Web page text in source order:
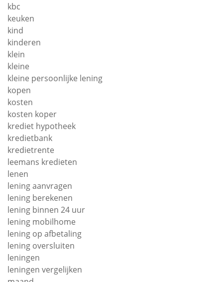
kbc
keuken
kind
kinderen
klein
kleine
kleine persoonlijke lening
kopen
kosten
kosten koper
krediet hypotheek
kredietbank
kredietrente
leemans kredieten
lenen
lening aanvragen
lening berekenen
lening binnen 24 uur
lening mobilhome
lening op afbetaling
lening oversluiten
leningen
leningen vergelijken